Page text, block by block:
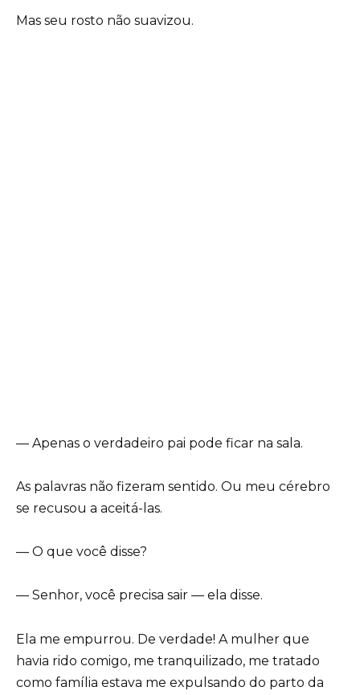
Mas seu rosto não suavizou.
— Apenas o verdadeiro pai pode ficar na sala.
As palavras não fizeram sentido. Ou meu cérebro
se recusou a aceitá-las.
— O que você disse?
— Senhor, você precisa sair — ela disse.
Ela me empurrou. De verdade! A mulher que
havia rido comigo, me tranquilizado, me tratado
como família estava me expulsando do parto da